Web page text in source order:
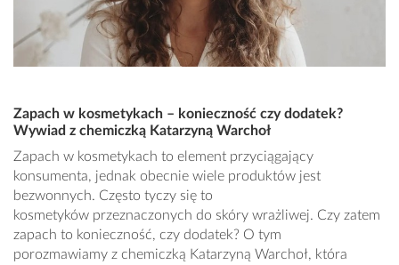
Zapach w kosmetykach – konieczność czy dodatek?
Wywiad z chemiczką Katarzyną Warchoł
Zapach w kosmetykach to element przyciągający
konsumenta, jednak obecnie wiele produktów jest
bezwonnych. Często tyczy się to
kosmetyków przeznaczonych do skóry wrażliwej. Czy zatem
zapach to konieczność, czy dodatek? O tym
porozmawiamy z chemiczką Katarzyną Warchoł, która